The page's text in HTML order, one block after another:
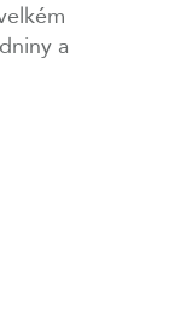
a